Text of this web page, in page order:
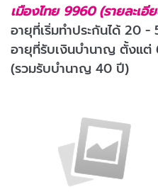
เมืองไทย 9960 (รายละเ
อายุที่เริ่มทำประกันได้ 20 -
อายุที่รับเงินบำนาญ ตั้งแ
(รวมรับบำนาญ 40 ปี)